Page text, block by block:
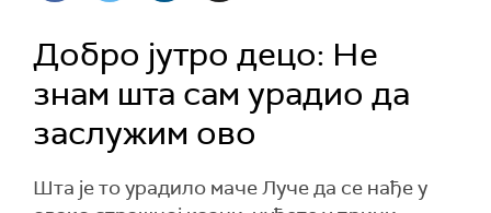
Добро јутро децо: Не
знам шта сам урадио да
заслужим ово
Шта је то урадило маче Луче да се нађе у